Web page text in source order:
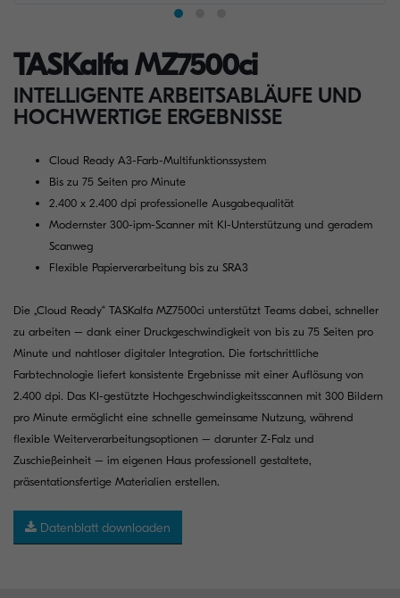
TASKalfa MZ7500ci
INTELLIGENTE ARBEITSABLÄUFE UND
HOCHWERTIGE ERGEBNISSE
Cloud Ready A3-Farb-Multifunktionssystem
Bis zu 75 Seiten pro Minute
2.400 x 2.400 dpi professionelle Ausgabequalität
Modernster 300-ipm-Scanner mit KI-Unterstützung und geradem
Scanweg
Flexible Papierverarbeitung bis zu SRA3
Die „Cloud Ready“ TASKalfa MZ7500ci unterstützt Teams dabei, schneller
zu arbeiten – dank einer Druckgeschwindigkeit von bis zu 75 Seiten pro
Minute und nahtloser digitaler Integration. Die fortschrittliche
Farbtechnologie liefert konsistente Ergebnisse mit einer Auflösung von
2.400 dpi. Das KI-gestützte Hochgeschwindigkeitsscannen mit 300 Bildern
pro Minute ermöglicht eine schnelle gemeinsame Nutzung, während
flexible Weiterverarbeitungsoptionen – darunter Z-Falz und
Zuschießeinheit – im eigenen Haus professionell gestaltete,
präsentationsfertige Materialien erstellen.
Datenblatt downloaden